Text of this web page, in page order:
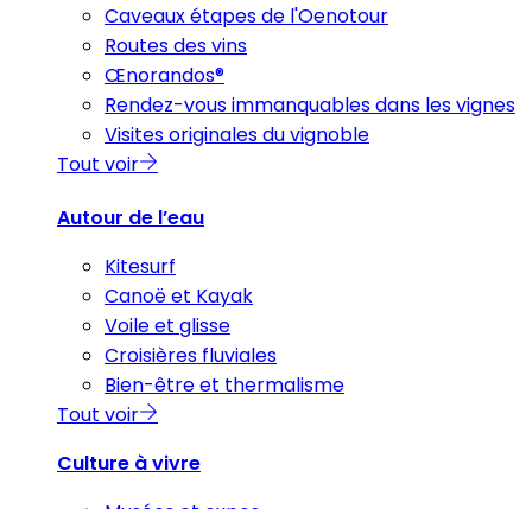
Caveaux étapes de l'Oenotour
Routes des vins
Œnorandos®
Rendez-vous immanquables dans les vignes
Visites originales du vignoble
Tout voir
Autour de l’eau
Kitesurf
Canoë et Kayak
Voile et glisse
Croisières fluviales
Bien-être et thermalisme
Tout voir
Culture à vivre